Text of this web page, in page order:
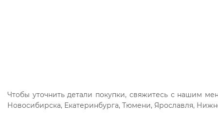
Чтобы уточнить детали покупки, свяжитесь с нашим
Новосибирска, Екатеринбурга, Тюмени, Ярославля,